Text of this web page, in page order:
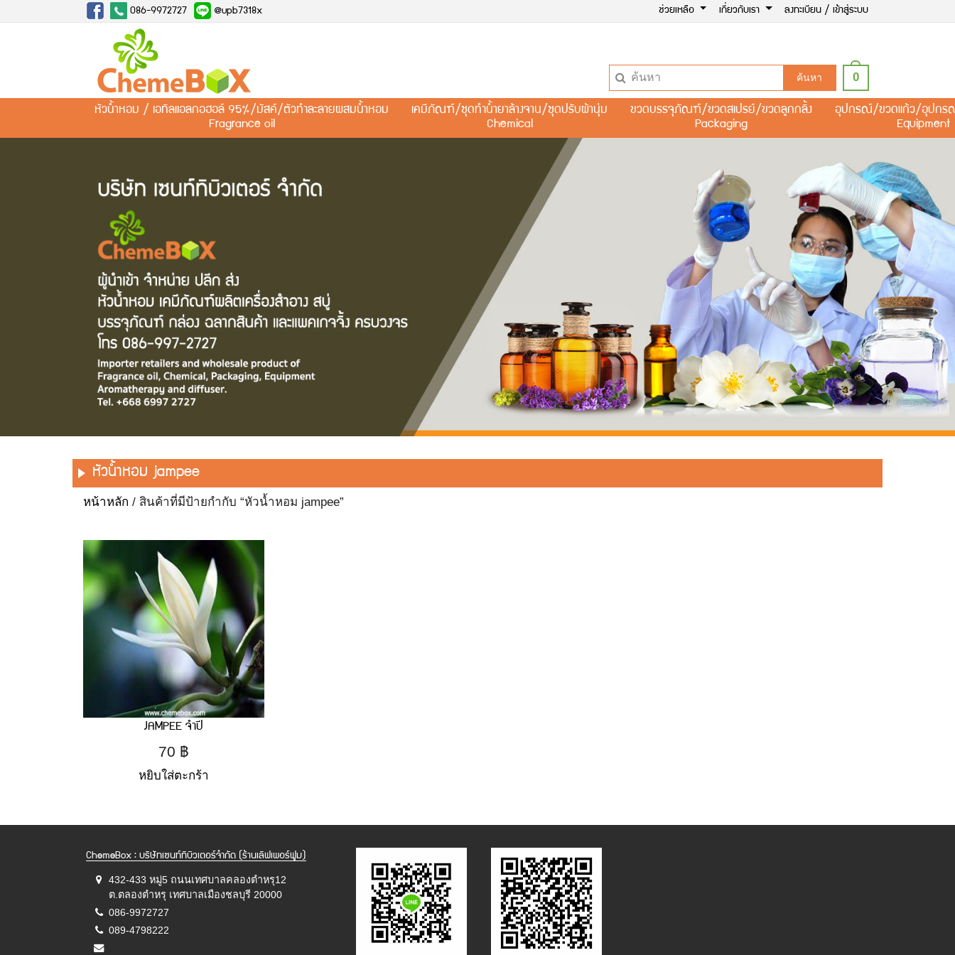
086-9972727 @upb7318x ช่วยเหลือ เกี่ยวกับเรา ลงทะเบียน / เข้าสู่ระบบ
ค้นหา 0
หัวน้ำหอม / เอทิลแอลกอฮอล์ 95%/มัสค์/ตัวทำละลายผสมน้ำหอม
Fragrance oil
เคมีภัณฑ์/ชุดทำน้ำยาล้างจาน/ชุดปรับผ้านุ่ม
Chemical
ขวดบรรจุภัณฑ์/ขวดสเปรย์/ขวดลูกกลิ้ง
Packaging
อุปกรณ์/ขวดแก้ว/อุปกร
Equipment
หัวน้ำหอม jampee
หน้าหลัก / สินค้าที่มีป้ายกำกับ “หัวน้ำหอม jampee”
JAMPEE จำปี
70 ฿
หยิบใส่ตะกร้า
ChemeBox : บริษัทเซนท์ทิบิวเตอร์จำกัด (ร้านเลิฟเพอร์ฟูม)
432-433 หมู่5 ถนนเทศบาลคลองตำหรุ12
ต.ตลองตำหรุ เทศบาลเมืองชลบุรี 20000
086-9972727
089-4798222